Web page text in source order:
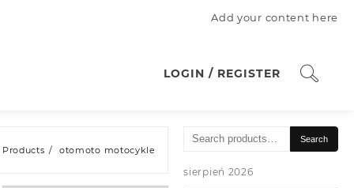
Add your content here
LOGIN / REGISTER
Products otomoto motocykle
Search
Search
sierpień 2026